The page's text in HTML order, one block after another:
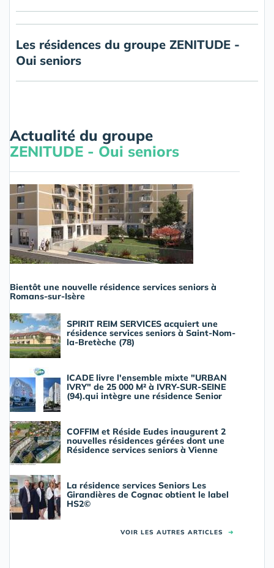
Les résidences du groupe ZENITUDE -
Oui seniors
Actualité du groupe
ZENITUDE - Oui seniors
Bientôt une nouvelle résidence services seniors à
Romans-sur-Isère
SPIRIT REIM SERVICES acquiert une
résidence services seniors à Saint-Nom-
la-Bretèche (78)
ICADE livre l'ensemble mixte "URBAN
IVRY" de 25 000 M² à IVRY-SUR-SEINE
(94).qui intègre une résidence Senior
COFFIM et Réside Eudes inaugurent 2
nouvelles résidences gérées dont une
Résidence services seniors à Vienne
La résidence services Seniors Les
Girandières de Cognac obtient le label
HS2©
VOIR LES AUTRES ARTICLES ➜